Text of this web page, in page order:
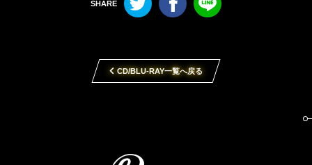
CD/BLU-RAY一覧へ戻る